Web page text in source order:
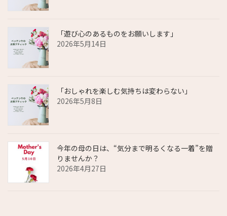
「遊び心のあるものをお願いします」
2026年5月14日
「おしゃれを楽しむ気持ちは変わらない」
2026年5月8日
今年の母の日は、“気分まで明るくなる一着”を贈
りませんか？
2026年4月27日